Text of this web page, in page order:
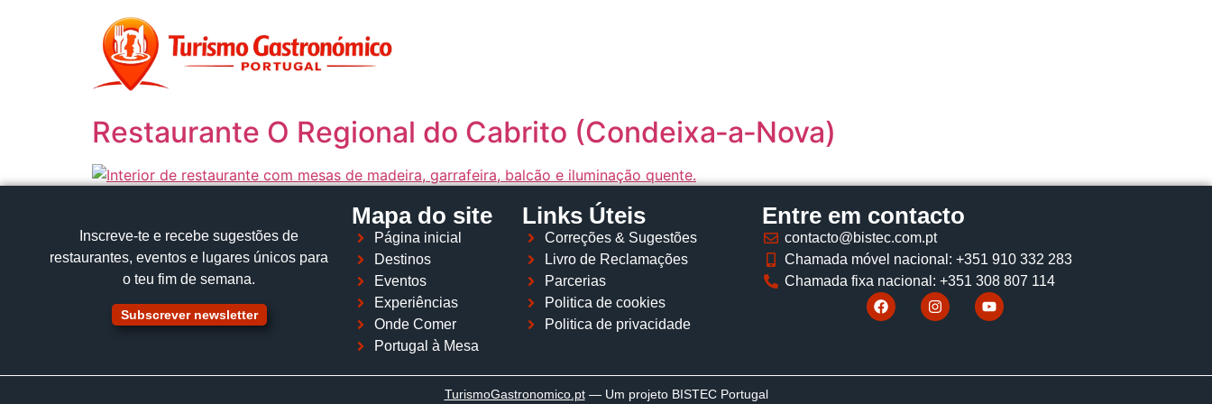
Restaurante O Regional do Cabrito (Condeixa‑a‑Nova)
Inscreve‑te e recebe sugestões de
restaurantes, eventos e lugares únicos para
o teu fim de semana.
Subscrever newsletter
Mapa do site
Página inicial
Destinos
Eventos
Experiências
Onde Comer
Portugal à Mesa
Links Úteis
Correções & Sugestões
Livro de Reclamações
Parcerias
Politica de cookies
Politica de privacidade
Entre em contacto
contacto@bistec.com.pt
Chamada móvel nacional: +351 910 332 283
Chamada fixa nacional: +351 308 807 114
TurismoGastronomico.pt— Um projeto BISTEC Portugal